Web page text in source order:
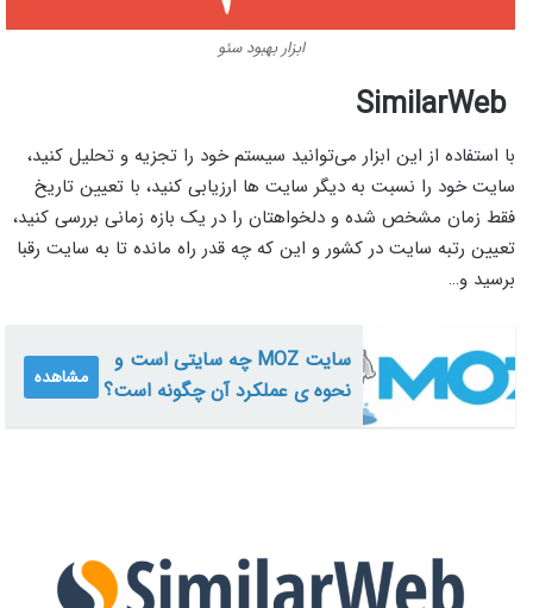
ابزار بهبود سئو
SimilarWeb
با استفاده از این ابزار می‌توانید سیستم خود را تجزیه و تحلیل کنید،
سایت خود را نسبت به دیگر سایت ها ارزیابی کنید، با تعیین تاریخ
فقط زمان مشخص شده و دلخواهتان را در یک بازه زمانی بررسی کنید،
تعیین رتبه سایت در کشور و این که چه قدر راه مانده تا به سایت رقبا
برسید و…
سایت MOZ چه سایتی است و
نحوه ی عملکرد آن چگونه است؟
مشاهده